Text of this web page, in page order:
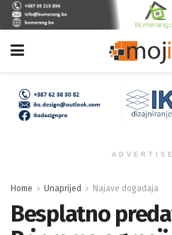
Home Unaprijed Najave događaja
Besplatno